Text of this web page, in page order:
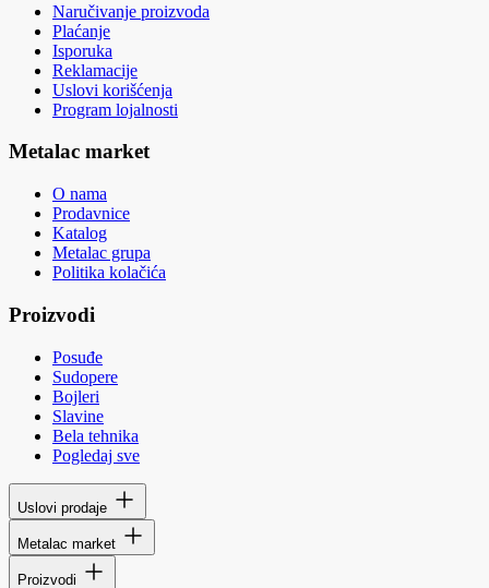
Naručivanje proizvoda
Plaćanje
Isporuka
Reklamacije
Uslovi korišćenja
Program lojalnosti
Metalac market
O nama
Prodavnice
Katalog
Metalac grupa
Politika kolačića
Proizvodi
Posuđe
Sudopere
Bojleri
Slavine
Bela tehnika
Pogledaj sve
Uslovi prodaje
Metalac market
Proizvodi